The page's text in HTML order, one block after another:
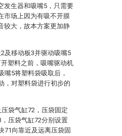
发生器和吸嘴5，只需要
市场上因为有吸不开膜
较大，故本方案更加静
及移动板3并驱动吸嘴5
塑料之前，吸嘴驱动机
嘴5将塑料袋吸取后，
，对塑料袋进行初步的
袋气缸72，压袋固定
压袋气缸72分别设置
71向靠近及远离压袋固